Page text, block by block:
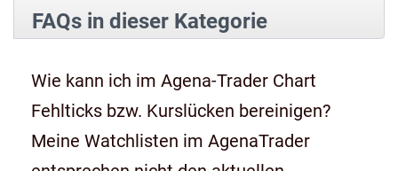
FAQs in dieser Kategorie
Wie kann ich im Agena-Trader Chart
Fehlticks bzw. Kurslücken bereinigen?
Meine Watchlisten im AgenaTrader